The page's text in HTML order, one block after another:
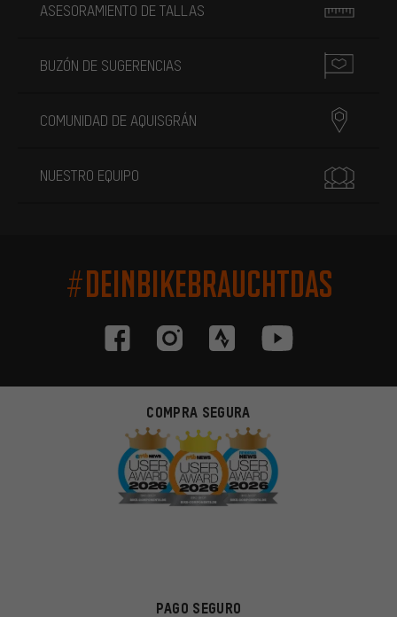
ASESORAMIENTO DE TALLAS
BUZÓN DE SUGERENCIAS
COMUNIDAD DE AQUISGRÁN
NUESTRO EQUIPO
#DEINBIKEBRAUCHTDAS
COMPRA SEGURA
PAGO SEGURO